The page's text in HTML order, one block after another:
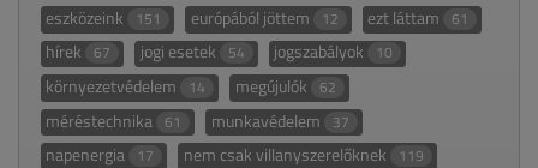
eszközeink 151 európából jöttem 12 ezt láttam 61
hírek 67 jogi esetek 54 jogszabályok 10
környezetvédelem 14 megújulók 62
méréstechnika 61 munkavédelem 37
napenergia 17 nem csak villanyszerelőknek 119